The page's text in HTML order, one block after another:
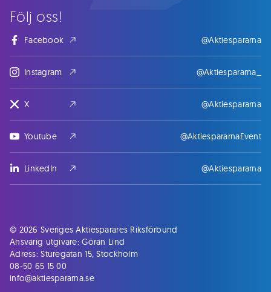
Följ oss!
Facebook @Aktiespararna
Instagram @Aktiespararna_
X @Aktiespararna
Youtube @AktiespararnaEvent
LinkedIn @Aktiespararna
© 2026 Sveriges Aktiesparares Riksförbund
Ansvarig utgivare: Göran Lind
Adress: Sturegatan 15, Stockholm
08-50 65 15 00
info@aktiespararna.se